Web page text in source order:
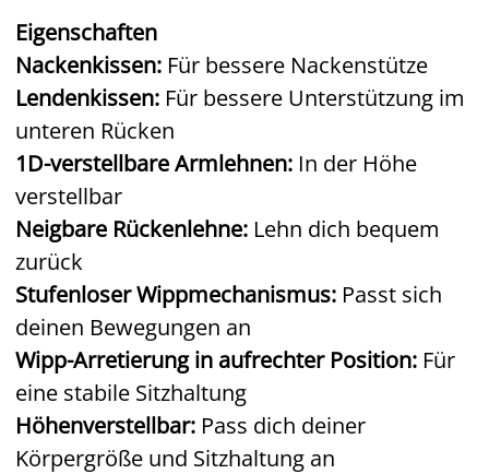
Eigenschaften
Nackenkissen: Für bessere Nackenstütze
Lendenkissen: Für bessere Unterstützung im
unteren Rücken
1D-verstellbare Armlehnen: In der Höhe
verstellbar
Neigbare Rückenlehne: Lehn dich bequem
zurück
Stufenloser Wippmechanismus: Passt sich
deinen Bewegungen an
Wipp-Arretierung in aufrechter Position: Für
eine stabile Sitzhaltung
Höhenverstellbar: Pass dich deiner
Körpergröße und Sitzhaltung an